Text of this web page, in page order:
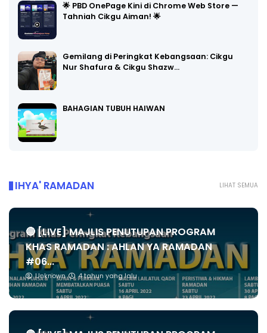
🌟 PBD OnePage Kini di Chrome Web Store —
Tahniah Cikgu Aiman! 🌟
Gemilang di Peringkat Kebangsaan: Cikgu
Nur Shafura & Cikgu Shazw…
BAHAGIAN TUBUH HAIWAN
LIHAT SEMUA
IHYA' RAMADAN
🔴 [LIVE] MAJLIS PENUTUPAN PROGRAM
KHAS RAMADAN : AHLAN YA RAMADAN
#06...
Unknown 4 tahun yang lalu